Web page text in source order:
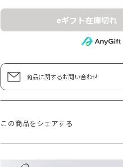
eギフト在庫切れ
商品に関するお問い合わせ
この商品をシェアする